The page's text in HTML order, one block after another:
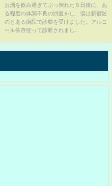
お酒を飲み過ぎてぶっ倒れた５日後に、あ
る程度の体調不良の回復をし、僕は新宿区
のとある病院で診察を受けました。アルコ
ール依存症って診断されまし...